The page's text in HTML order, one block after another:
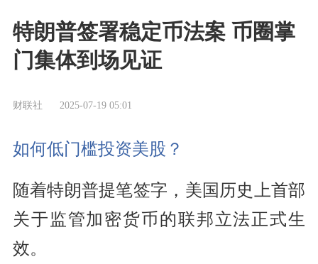
特朗普签署稳定币法案 币圈掌
门集体到场见证
财联社 2025-07-19 05:01
如何低门槛投资美股？
随着特朗普提笔签字，美国历史上首部
关于监管加密货币的联邦立法正式生
效。